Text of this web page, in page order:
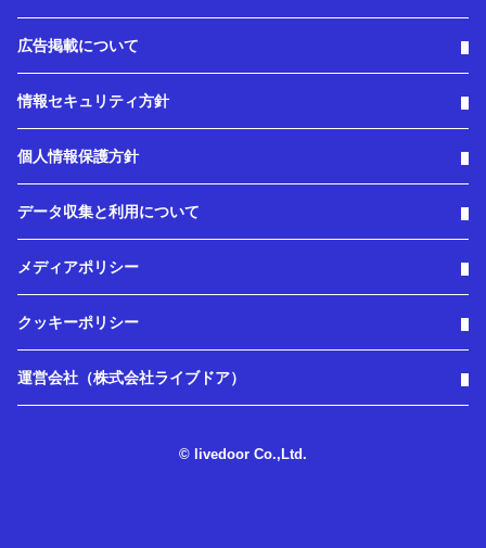
広告掲載について
情報セキュリティ方針
個人情報保護方針
データ収集と利用について
メディアポリシー
クッキーポリシー
運営会社（株式会社ライブドア）
© livedoor Co.,Ltd.